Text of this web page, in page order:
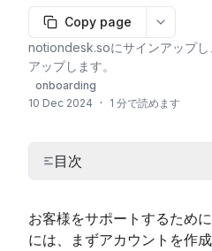
Copy page
More
notiondesk.soにサインアップし
アップします。
onboarding
10 Dec 2024
· 1 分で読めます
目次
お客様をサポートするため
には、まずアカウントを作